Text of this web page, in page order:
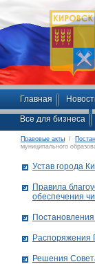
Главная
Все для бизнеса
Правовые акты /
муниципального
Устав города
Правила
обеспечения
Распоряжения
Решения